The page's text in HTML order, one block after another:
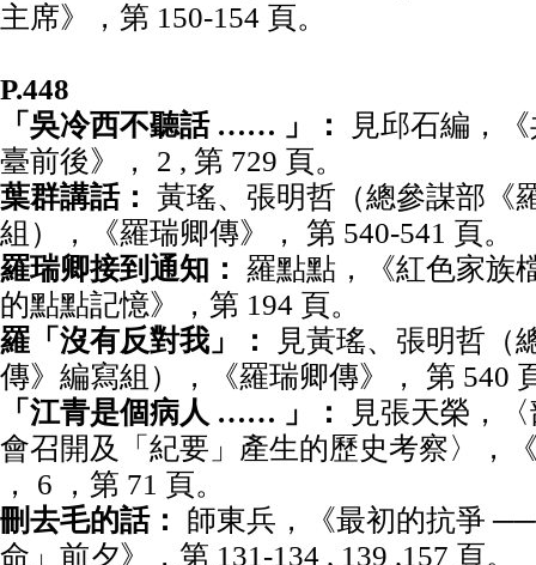
主席》，第 150-154 頁。
P.448
「吳冷西不聽話 …… 」：
見邱石編，
臺前後》， 2 , 第 729 頁。
葉群講話： 黃瑤、張明哲（總參謀部《
組），《羅瑞卿傳》， 第 540-541 頁。
羅瑞卿接到通知： 羅點點，《紅色家族
的點點記憶》，第 194 頁。
羅「沒有反對我」：
見黃瑤、張明哲（
傳》編寫組），《羅瑞卿傳》， 第 540
「江青是個病人 …… 」：
見張天榮，
會召開及「紀要」產生的歷史考察〉，
， 6 ，第 71 頁。
刪去毛的話： 師東兵，《最初的抗爭
命」前夕》，第 131-134 , 139 ,157 頁。